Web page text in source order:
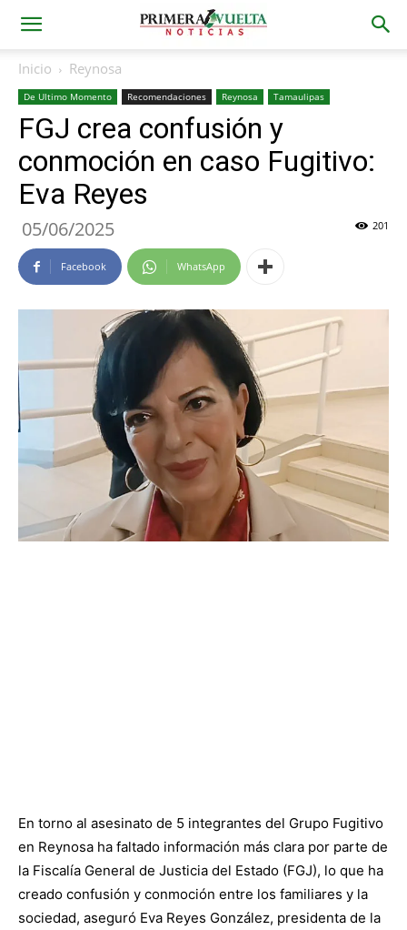
Inicio Reynosa
De Ultimo Momento Recomendaciones Reynosa Tamaulipas
FGJ crea confusión y
conmoción en caso Fugitivo:
Eva Reyes
05/06/2025 201
Facebook WhatsApp
En torno al asesinato de 5 integrantes del Grupo Fugitivo
en Reynosa ha faltado información más clara por parte de
la Fiscalía General de Justicia del Estado (FGJ), lo que ha
creado confusión y conmoción entre los familiares y la
sociedad, aseguró Eva Reyes González, presidenta de la